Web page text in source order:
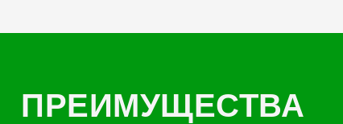
ПРЕИМУЩЕСТВА